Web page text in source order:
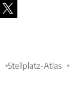
Stellplatz-Atlas